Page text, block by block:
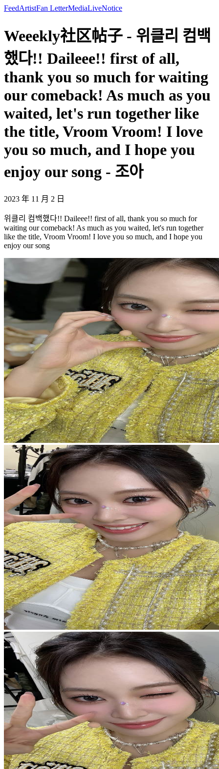
FeedArtistFan LetterMediaLiveNotice
Weeekly社区帖子 - 위클리 컴백
했다!! Daileee!! first of all,
thank you so much for waiting
our comeback! As much as you
waited, let's run together like
the title, Vroom Vroom! I love
you so much, and I hope you
enjoy our song - 조아
2023 年 11 月 2 日
위클리 컴백했다!! Daileee!! first of all, thank you so much for
waiting our comeback! As much as you waited, let's run together
like the title, Vroom Vroom! I love you so much, and I hope you
enjoy our song